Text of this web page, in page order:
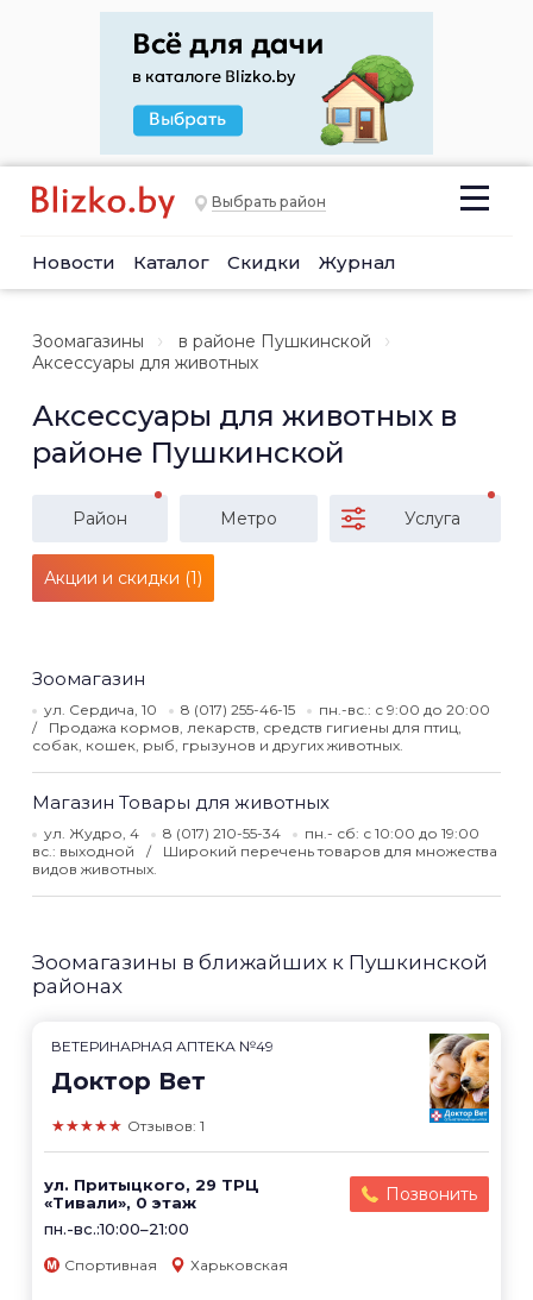
Выбрать район
Новости Каталог Скидки Журнал
Зоомагазины
в районе Пушкинской
Аксессуары для животных
Аксессуары для животных в
районе Пушкинской
Район Метро Услуга
Акции и скидки (1)
Зоомагазин
ул. Сердича, 10 8 (017) 255-46-15
пн.-вс.: с 9:00 до 20:00
Продажа кормов, лекарств, средств гигиены для птиц,
собак, кошек, рыб, грызунов и других животных.
Магазин Товары для животных
ул. Жудро, 4 8 (017) 210-55-34
пн.- сб: с 10:00 до 19:00
вс.: выходной
Широкий перечень товаров для множества
видов животных.
Зоомагазины в ближайших к Пушкинской
районах
ВЕТЕРИНАРНАЯ АПТЕКА №49
Доктор Вет
★★★★★ Отзывов: 1
ул. Притыцкого, 29 ТРЦ
«Тивали», 0 этаж
пн.-вс.:10:00–21:00
Позвонить
Спортивная Харьковская